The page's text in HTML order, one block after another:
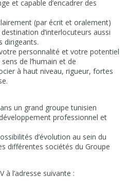
et capable d’encadrer des
(par écrit et oralement)
d’interlocuteurs aussi
dirigeants.
personnalité et votre potentiel
de l’humain et de
à haut niveau, rigueur, fortes
un grand groupe tunisien
professionnel et
d’évolution au sein du
différentes sociétés du Groupe
à l’adresse suivante :